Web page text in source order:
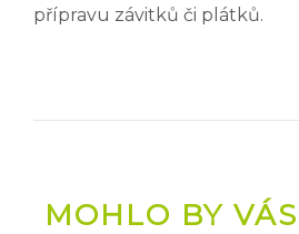
přípravu závitků či plátků.
MOHLO BY